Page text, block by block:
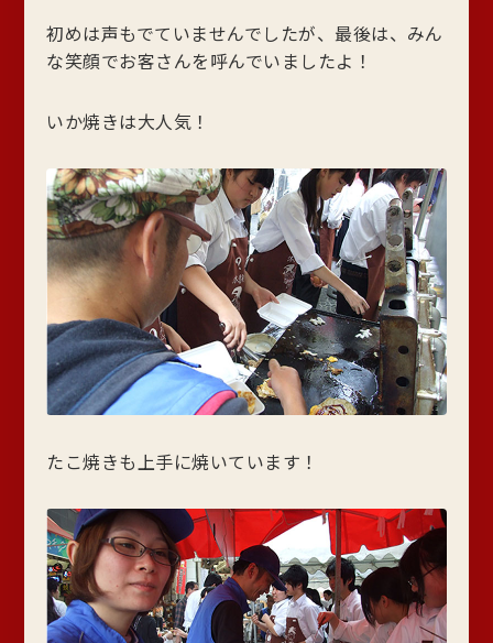
初めは声もでていませんでしたが、最後は、みん
な笑顔でお客さんを呼んでいましたよ！
いか焼きは大人気！
たこ焼きも上手に焼いています！